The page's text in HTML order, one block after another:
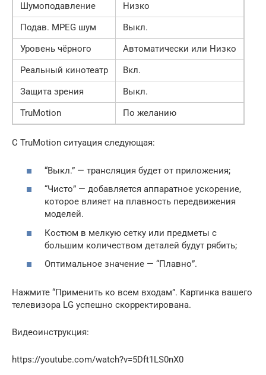
Шумоподавление
Низко
Подав. MPEG шум
Выкл.
Уровень чёрного
Автоматически или Низко
Реальный кинотеатр
Вкл.
Защита зрения
Выкл.
TruMotion
По желанию
С TruMotion ситуация следующая:
“Выкл.” — трансляция будет от приложения;
“Чисто” — добавляется аппаратное ускорение,
которое влияет на плавность передвижения
моделей.
Костюм в мелкую сетку или предметы с
большим количеством деталей будут рябить;
Оптимальное значение — “Плавно”.
Нажмите “Применить ко всем входам”. Картинка вашего
телевизора LG успешно скорректирована.
Видеоинструкция:
https://youtube.com/watch?v=5Dft1LS0nX0